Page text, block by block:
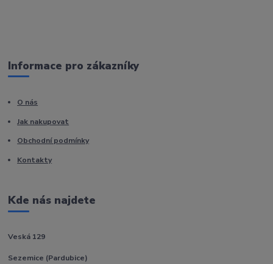
Informace pro zákazníky
O nás
Jak nakupovat
Obchodní podmínky
Kontakty
Kde nás najdete
Veská 129
Sezemice (Pardubice)